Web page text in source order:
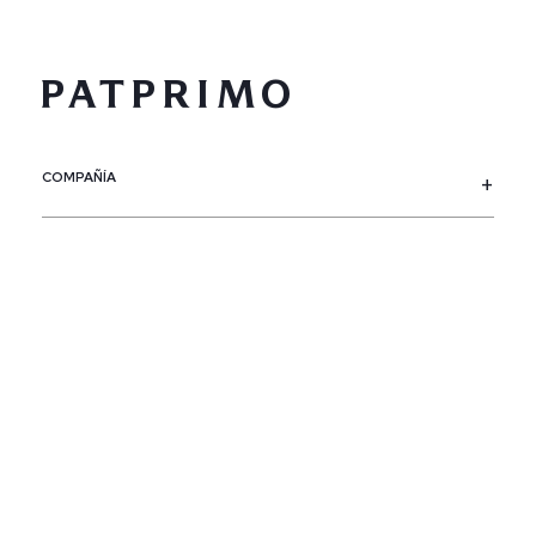
COMPAÑÍA